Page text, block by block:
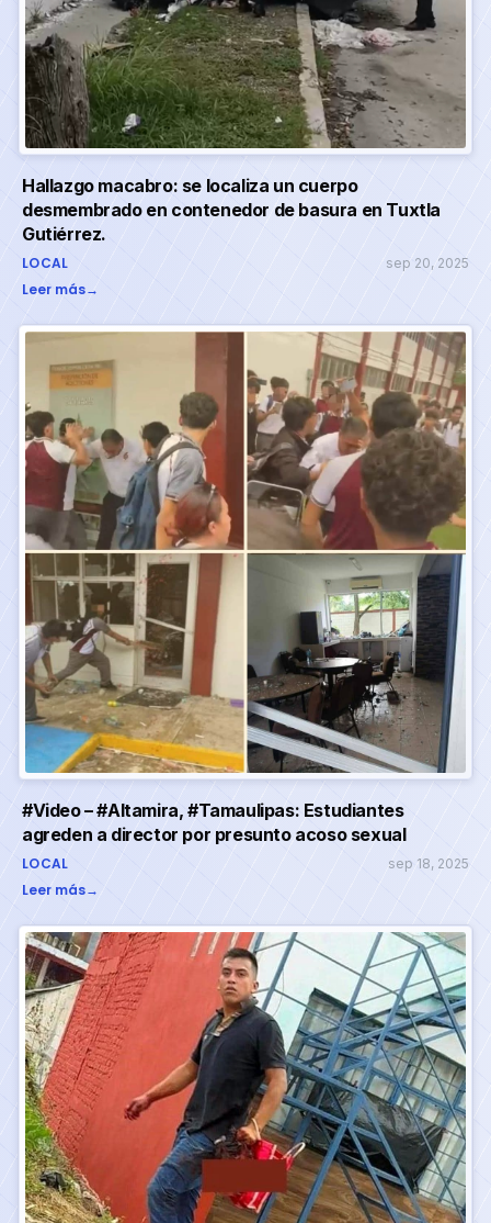
Hallazgo macabro: se localiza un cuerpo
desmembrado en contenedor de basura en Tuxtla
Gutiérrez.
LOCAL sep 20, 2025
Leer más→
#Video – #Altamira, #Tamaulipas: Estudiantes
agreden a director por presunto acoso sexual
LOCAL sep 18, 2025
Leer más→